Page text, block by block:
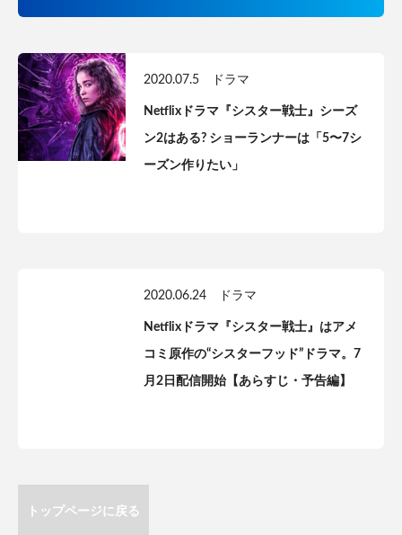
2020.07.5 ドラマ
Netflixドラマ『シスター戦士』シーズ
ン2はある? ショーランナーは「5〜7シ
ーズン作りたい」
2020.06.24 ドラマ
Netflixドラマ『シスター戦士』はアメ
コミ原作の“シスターフッド”ドラマ。7
月2日配信開始【あらすじ・予告編】
トップページに戻る